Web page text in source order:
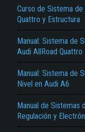
Curso de Sistema
Quattro y Estructura
Manual: Sistema de
Audi AllRoad Quattro
Manual: Sistema de
Nivel en Audi A6
Manual de Sistemas
Regulación y
El Título
Texto o